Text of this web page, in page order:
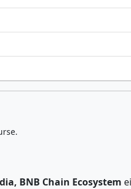
BNB Chain Ecosystem